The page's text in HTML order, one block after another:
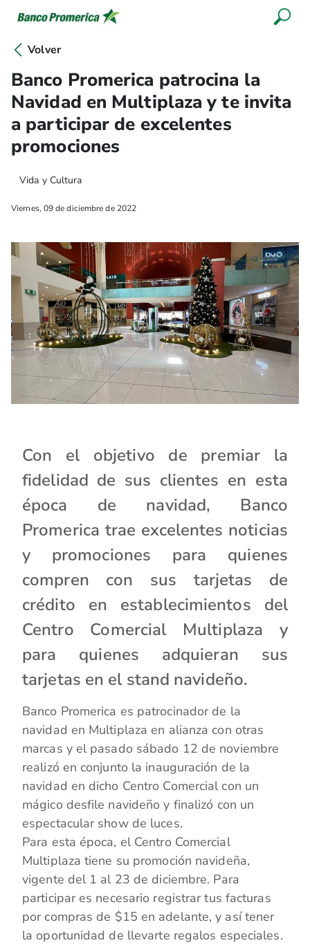
Volver
Banco Promerica patrocina la
Navidad en Multiplaza y te invita
a participar de excelentes
promociones
Vida y Cultura
Viernes, 09 de diciembre de 2022
Con el objetivo de premiar la
fidelidad de sus clientes en esta
época de navidad, Banco
Promerica trae excelentes noticias
y promociones para quienes
compren con sus tarjetas de
crédito en establecimientos del
Centro Comercial Multiplaza y
para quienes adquieran sus
tarjetas en el stand navideño.
Banco Promerica es patrocinador de la
navidad en Multiplaza en alianza con otras
marcas y el pasado sábado 12 de noviembre
realizó en conjunto la inauguración de la
navidad en dicho Centro Comercial con un
mágico desfile navideño y finalizó con un
espectacular show de luces.
Para esta época, el Centro Comercial
Multiplaza tiene su promoción navideña,
vigente del 1 al 23 de diciembre. Para
participar es necesario registrar tus facturas
por compras de $15 en adelante, y así tener
la oportunidad de llevarte regalos especiales.